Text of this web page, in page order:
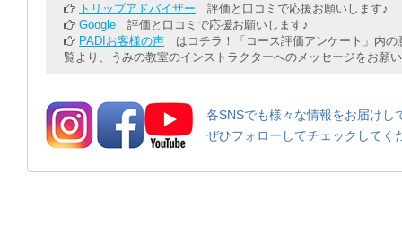
トリップアドバイザー 評価と口コミで応援お願いします♪
Google 評価と口コミで応援お願いします♪
PADIお客様の声 はコチラ！「コース評価アンケート」内の
覧より、うみの教室のインストラクターへのメッセージをお願
各SNSでも様々な情報をお届けし
ぜひフォローしてチェックしてく